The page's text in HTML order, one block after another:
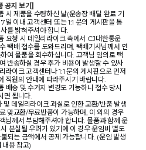
공지 보기]
시 제품을 수령하신 날(운송장 배달 완료 기
일 이내 고객센터 또는 1:1 문의 게시판을 통
를 밝혀주셔야 합니다.
요청 시 데일리라이크 측에서 CJ대한통운
택배 접수를 도와드리며, 택배기사님께서 연
여 물품을 회수하십니다. 고객님 임의로 택
반송하실 경우 추가 비용이 발생할 수 있사
라이크 고객센터나 1:1 문의 게시판으로 먼저
직원의 안내에 따라주시기 바랍니다.
배송 및 수거지 변경도 가능하니 접수 당시
면 됩니다.
및 데일리라이크 과실로 인한 교환/반품 발생
맞교환/무료반품이 가능하며, 이 외의 경우
님께서 부담해주셔야 합니다. 물품과 함께 운
분실될 우려가 있기에 이 경우 운임비 별도
되는 금액에서 공제 가능합니다. (운임 발생
내용 참고)